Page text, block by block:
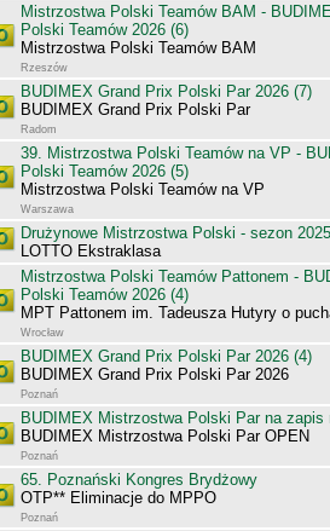
Mistrzostwa Polski Teamów BAM -
Polski Teamów 2026 (6)
Mistrzostwa Polski Teamów BAM
Rzeszów
BUDIMEX Grand Prix Polski Par 2026 (7)
BUDIMEX Grand Prix Polski Par
Radom
39. Mistrzostwa Polski Teamów na VP -
Polski Teamów 2026 (5)
Mistrzostwa Polski Teamów na VP
Warszawa
Drużynowe Mistrzostwa Polski - sezon
LOTTO Ekstraklasa
Mistrzostwa Polski Teamów Pattonem -
Polski Teamów 2026 (4)
MPT Pattonem im. Tadeusza Hutyry o
Wrocław
BUDIMEX Grand Prix Polski Par 2026 (4)
BUDIMEX Grand Prix Polski Par 2026
Poznań
BUDIMEX Mistrzostwa Polski Par na zapis
BUDIMEX Mistrzostwa Polski Par OPEN
Poznań
65. Poznański Kongres Brydżowy
OTP** Eliminacje do MPPO
Poznań